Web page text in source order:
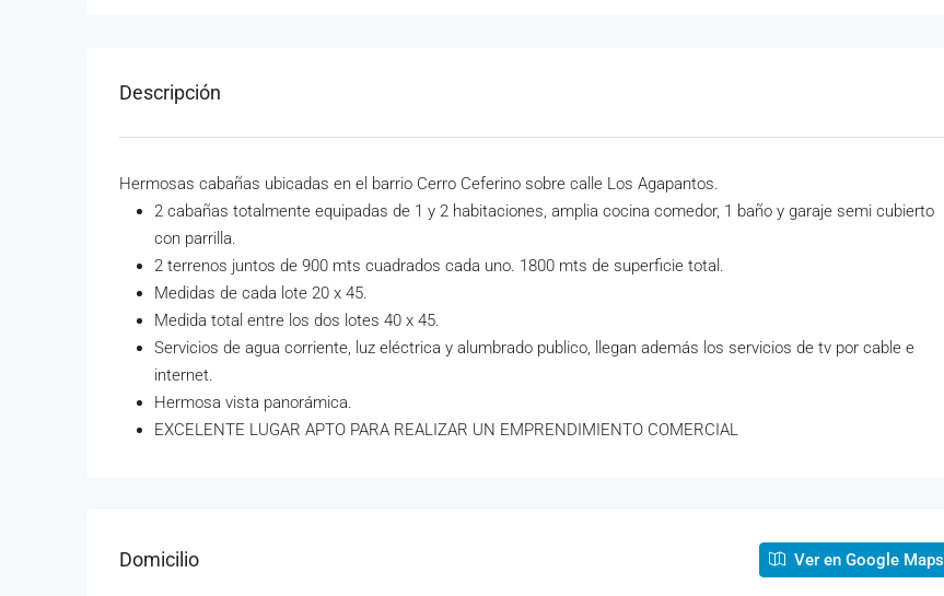
Descripción
Hermosas cabañas ubicadas en el barrio Cerro Ceferino sobre calle Los Agapantos.
2 cabañas totalmente equipadas de 1 y 2 habitaciones, amplia cocina comedor, 1 baño y garaje semi cubierto
con parrilla.
2 terrenos juntos de 900 mts cuadrados cada uno. 1800 mts de superficie total.
Medidas de cada lote 20 x 45.
Medida total entre los dos lotes 40 x 45.
Servicios de agua corriente, luz eléctrica y alumbrado publico, llegan además los servicios de tv por cable e
internet.
Hermosa vista panorámica.
EXCELENTE LUGAR APTO PARA REALIZAR UN EMPRENDIMIENTO COMERCIAL
Domicilio Ver en Google Maps